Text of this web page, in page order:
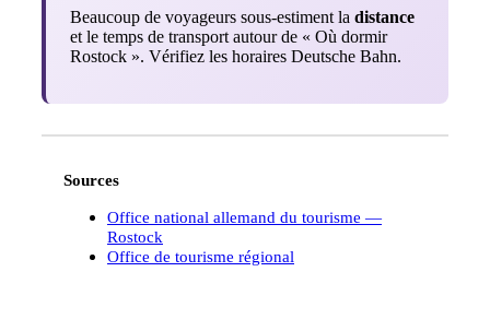
Beaucoup de voyageurs sous-estiment la distance
et le temps de transport autour de « Où dormir
Rostock ». Vérifiez les horaires Deutsche Bahn.
Sources
Office national allemand du tourisme —
Rostock
Office de tourisme régional